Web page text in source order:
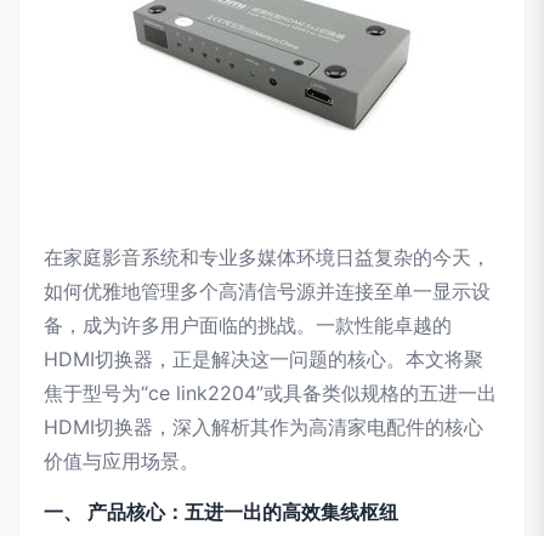
在家庭影音系统和专业多媒体环境日益复杂的今天，
如何优雅地管理多个高清信号源并连接至单一显示设
备，成为许多用户面临的挑战。一款性能卓越的
HDMI切换器，正是解决这一问题的核心。本文将聚
焦于型号为“ce link2204”或具备类似规格的五进一出
HDMI切换器，深入解析其作为高清家电配件的核心
价值与应用场景。
一、 产品核心：五进一出的高效集线枢纽